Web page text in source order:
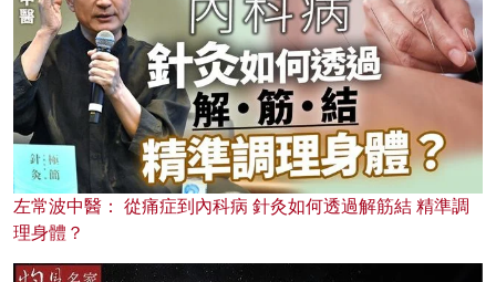
左常波中醫： 從痛症到內科病 針灸如何透過解筋結 精準調
理身體？